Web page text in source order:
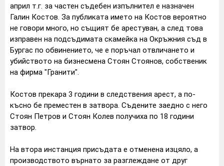
април т.г. за частен съдебен изпълнител е назначен
Галин Костов. За публиката името на Костов вероятно
не говори много, но същият бе арестуван, а след това
изправен на подсъдимата скамейка на Окръжния съд в
Бургас по обвинението, че е поръчал отвличането и
убийството на бизнесмена Стоян Стоянов, собственик
на фирма "Гранити".
Костов прекара 3 години в следствения арест, а по-
късно бе преместен в затвора. Съдените заедно с него
Стоян Петров и Стоян Колев получиха по 18 години
затвор.
На втора инстанция присъдата е отменена изцяло, а
производството върнато за разглеждане от друг